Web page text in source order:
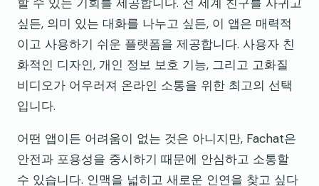
싶든, 의미 있는 대화를 나누고 싶든, 이 앱은 매력적
이고 사용하기 쉬운 플랫폼을 제공합니다. 사용자 친
화적인 디자인, 개인 정보 보호 기능, 그리고 고화질
비디오가 어우러져 온라인 소통을 위한 최고의 선택
입니다.
어떤 앱이든 어려움이 없는 것은 아니지만, Fachat은
안전과 포용성을 중시하기 때문에 안심하고 소통할
수 있습니다. 인맥을 넓히고 새로운 인연을 찾고 싶다